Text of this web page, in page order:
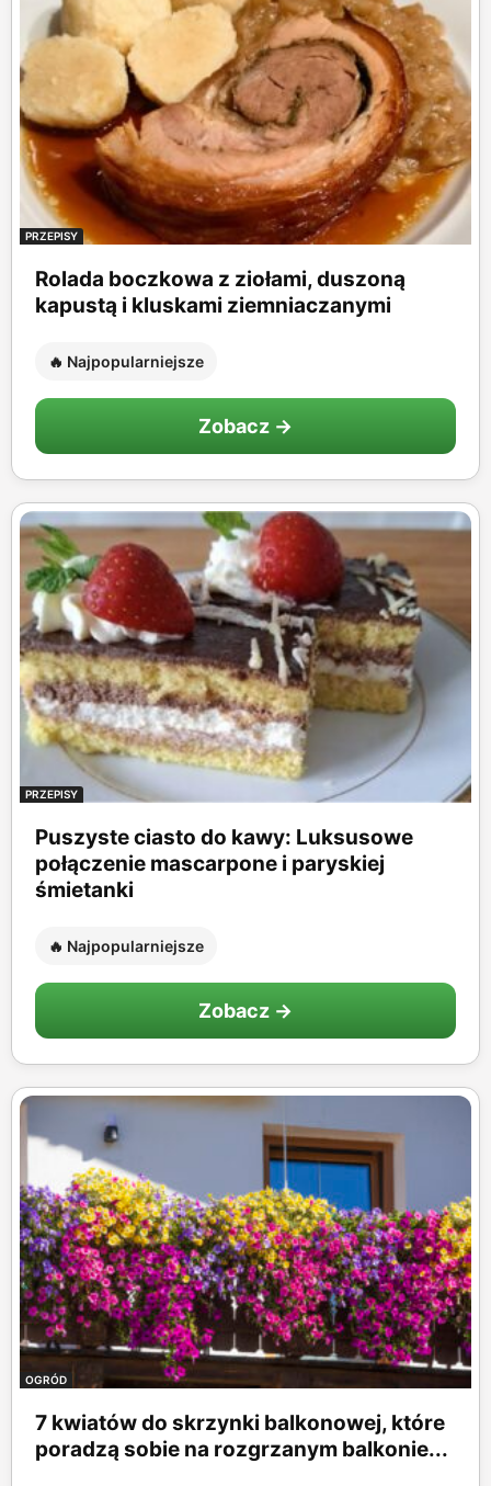
PRZEPISY
Rolada boczkowa z ziołami, duszoną
kapustą i kluskami ziemniaczanymi
🔥 Najpopularniejsze
Zobacz →
PRZEPISY
Puszyste ciasto do kawy: Luksusowe
połączenie mascarpone i paryskiej
śmietanki
🔥 Najpopularniejsze
Zobacz →
OGRÓD
7 kwiatów do skrzynki balkonowej, które
poradzą sobie na rozgrzanym balkonie...